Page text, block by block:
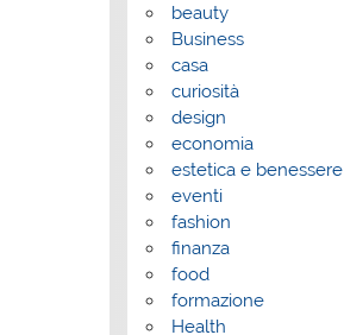
beauty
Business
casa
curiosità
design
economia
estetica e benessere
eventi
fashion
finanza
food
formazione
Health